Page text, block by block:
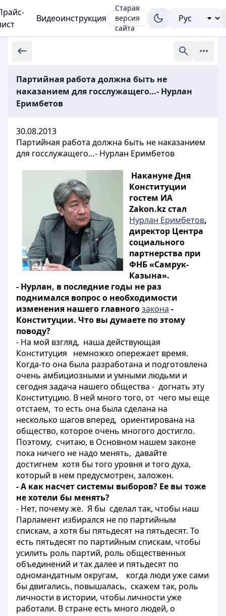
Видеоинструкция
Старая
версия
сайта
Партийная работа должна быть не
наказанием для госслужащего…- Нурлан
Еримбетов
30.08.2013
Партийная работа должна быть не наказанием
для госслужащего…- Нурлан Еримбетов
Накануне Дня
Конституции
гостем ИА
Zakon.kz стал
Нурлан Еримбетов,
директор Центра
социального
партнерства при
ФНБ «Самрук-
Казына».
- Нурлан, в последние годы не раз
поднимался вопрос о необходимости
изменения нашего главногозакона -
Конституции. Что вы думаете по этому
поводу?
- На мой взгляд, наша действующая
Конституция немножко опережает время.
Когда-то она была разработана и подготовлена
очень амбициозными и умными людьми и
сегодня задача нашего общества - догнать эту
Конституцию. В ней много того, от чего мы еще
отстаем, то есть она была сделана на
несколько шагов вперед, ориентирована на
общество, которое очень многого достигло.
Поэтому, считаю, в Основном нашем законе
пока ничего не надо менять, давайте
достигнем хотя бы того уровня и того духа,
который в нем предусмотрен, заложен.
- А как насчет системы выборов? Ее вы тоже
не хотели бы менять?
- Нет, почему же. Я бы сделал так, чтобы наш
Парламент избирался не по партийным
спискам, а хотя бы пятьдесят на пятьдесят. То
есть пятьдесят по партийным спискам, чтобы
усилить роль партий, роль общественных
объединений и так далее и пятьдесят по
одномандатным округам, когда люди уже сами
бы двигались, повышалась, скажем так, роль
личности в истории, чтобы личности уже
работали. В стране есть много людей, о